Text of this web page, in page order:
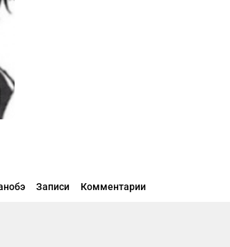
Записи Комментарии